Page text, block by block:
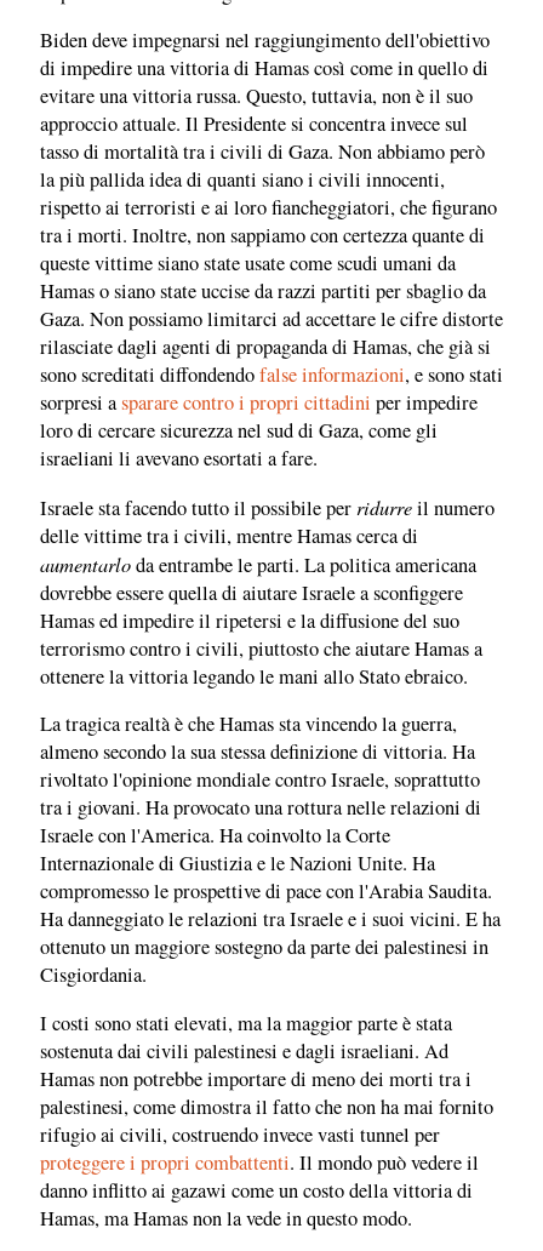
Biden deve impegnarsi nel raggiungimento dell'obiettivo
di impedire una vittoria di Hamas così come in quello di
evitare una vittoria russa. Questo, tuttavia, non è il suo
approccio attuale. Il Presidente si concentra invece sul
tasso di mortalità tra i civili di Gaza. Non abbiamo però
la più pallida idea di quanti siano i civili innocenti,
rispetto ai terroristi e ai loro fiancheggiatori, che figurano
tra i morti. Inoltre, non sappiamo con certezza quante di
queste vittime siano state usate come scudi umani da
Hamas o siano state uccise da razzi partiti per sbaglio da
Gaza. Non possiamo limitarci ad accettare le cifre distorte
rilasciate dagli agenti di propaganda di Hamas, che già si
sono screditati diffondendofalse informazioni, e sono stati
sorpresi asparare contro i propri cittadini per impedire
loro di cercare sicurezza nel sud di Gaza, come gli
israeliani li avevano esortati a fare.
Israele sta facendo tutto il possibile per ridurreil numero
delle vittime tra i civili, mentre Hamas cerca di
aumentarloda entrambe le parti. La politica americana
dovrebbe essere quella di aiutare Israele a sconfiggere
Hamas ed impedire il ripetersi e la diffusione del suo
terrorismo contro i civili, piuttosto che aiutare Hamas a
ottenere la vittoria legando le mani allo Stato ebraico.
La tragica realtà è che Hamas sta vincendo la guerra,
almeno secondo la sua stessa definizione di vittoria. Ha
rivoltato l'opinione mondiale contro Israele, soprattutto
tra i giovani. Ha provocato una rottura nelle relazioni di
Israele con l'America. Ha coinvolto la Corte
Internazionale di Giustizia e le Nazioni Unite. Ha
compromesso le prospettive di pace con l'Arabia Saudita.
Ha danneggiato le relazioni tra Israele e i suoi vicini. E ha
ottenuto un maggiore sostegno da parte dei palestinesi in
Cisgiordania.
I costi sono stati elevati, ma la maggior parte è stata
sostenuta dai civili palestinesi e dagli israeliani. Ad
Hamas non potrebbe importare di meno dei morti tra i
palestinesi, come dimostra il fatto che non ha mai fornito
rifugio ai civili, costruendo invece vasti tunnel per
proteggere i propri combattenti. Il mondo può vedere il
danno inflitto ai gazawi come un costo della vittoria di
Hamas, ma Hamas non la vede in questo modo.